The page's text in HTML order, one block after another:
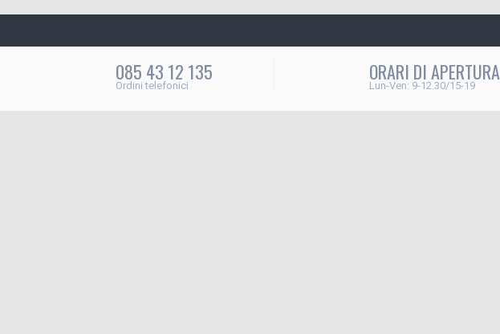
085 43 12 135
Ordini telefonici
ORARI DI APERTURA
Lun-Ven: 9-12.30/15-19